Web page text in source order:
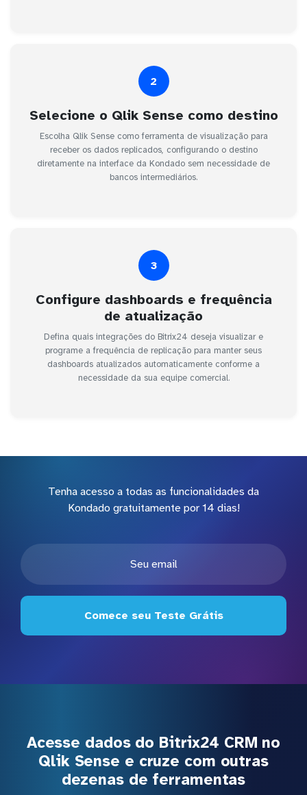
2
Selecione o Qlik Sense como destino
Escolha Qlik Sense como ferramenta de visualização para
receber os dados replicados, configurando o destino
diretamente na interface da Kondado sem necessidade de
bancos intermediários.
3
Configure dashboards e frequência
de atualização
Defina quais integrações do Bitrix24 deseja visualizar e
programe a frequência de replicação para manter seus
dashboards atualizados automaticamente conforme a
necessidade da sua equipe comercial.
Tenha acesso a todas as funcionalidades da
Kondado gratuitamente por 14 dias!
Comece seu Teste Grátis
Acesse dados do Bitrix24 CRM no
Qlik Sense e cruze com outras
dezenas de ferramentas